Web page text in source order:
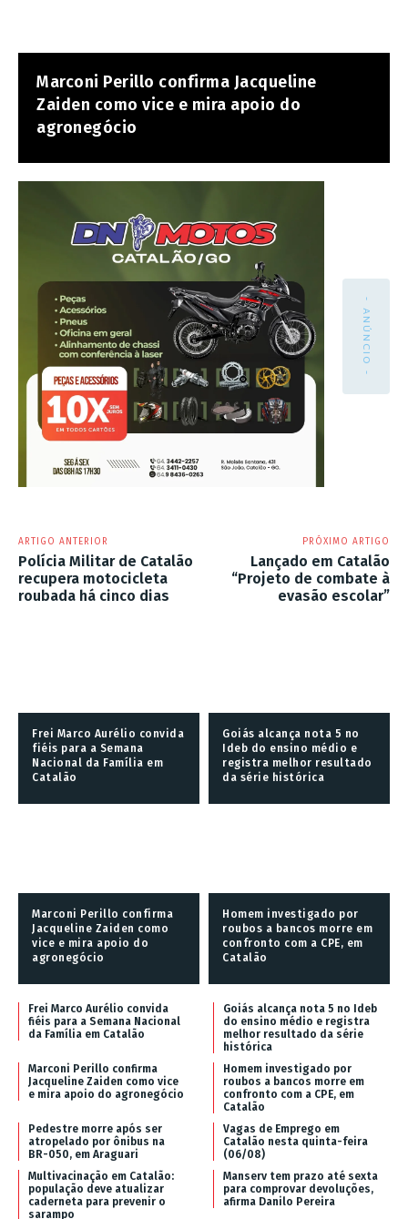
Marconi Perillo confirma Jacqueline
Zaiden como vice e mira apoio do
agronegócio
- ANÚNCIO -
ARTIGO ANTERIOR
Polícia Militar de Catalão
recupera motocicleta
roubada há cinco dias
PRÓXIMO ARTIGO
Lançado em Catalão
“Projeto de combate à
evasão escolar”
Frei Marco Aurélio convida
fiéis para a Semana
Nacional da Família em
Catalão
Goiás alcança nota 5 no
Ideb do ensino médio e
registra melhor resultado
da série histórica
Marconi Perillo confirma
Jacqueline Zaiden como
vice e mira apoio do
agronegócio
Homem investigado por
roubos a bancos morre em
confronto com a CPE, em
Catalão
Frei Marco Aurélio convida
fiéis para a Semana Nacional
da Família em Catalão
Goiás alcança nota 5 no Ideb
do ensino médio e registra
melhor resultado da série
histórica
Marconi Perillo confirma
Jacqueline Zaiden como vice
e mira apoio do agronegócio
Homem investigado por
roubos a bancos morre em
confronto com a CPE, em
Catalão
Pedestre morre após ser
atropelado por ônibus na
BR-050, em Araguari
Vagas de Emprego em
Catalão nesta quinta-feira
(06/08)
Multivacinação em Catalão:
população deve atualizar
caderneta para prevenir o
sarampo
Manserv tem prazo até sexta
para comprovar devoluções,
afirma Danilo Pereira